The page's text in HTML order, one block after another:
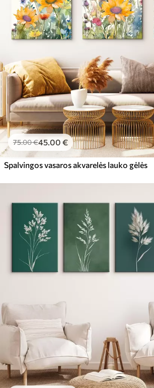
Eco-Premium
Iš69.00€
75.00€45.00 €
Spalvingos vasaros akvarelės lauko gėlės